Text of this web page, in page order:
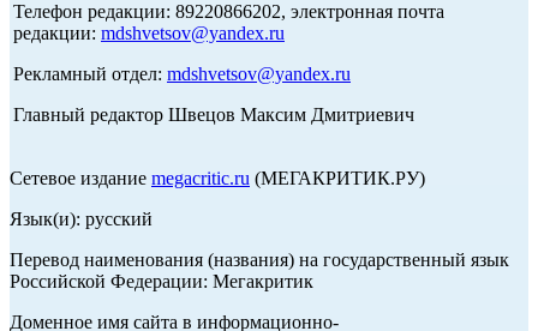
Телефон редакции: 89220866202, электронная почта
редакции: mdshvetsov@yandex.ru
Рекламный отдел: mdshvetsov@yandex.ru
Главный редактор Швецов Максим Дмитриевич
Сетевое издание megacritic.ru (МЕГАКРИТИК.РУ)
Язык(и): русский
Перевод наименования (названия) на государственный язык
Российской Федерации: Мегакритик
Доменное имя сайта в информационно-